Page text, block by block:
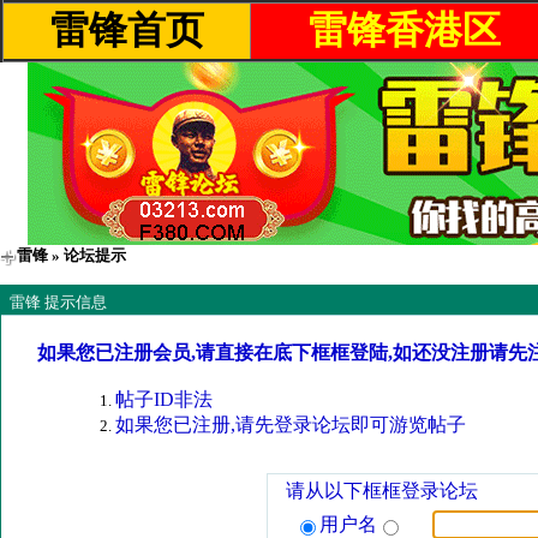
雷锋首页 雷锋香港区
雷锋 » 论坛提示
雷锋 提示信息
如果您已注册会员,请直接在底下框框登陆,如还没注册请先
帖子ID非法
如果您已注册,请先登录论坛即可游览帖子
请从以下框框登录论坛
用户名